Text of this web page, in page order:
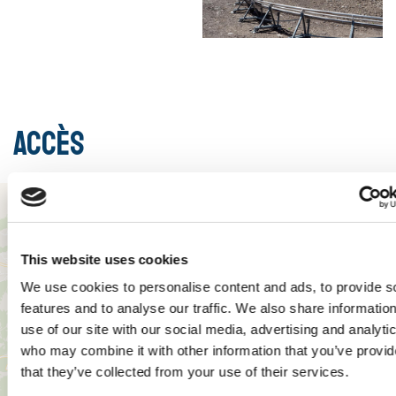
This website uses cookies
We use cookies to personalise content and ads, to provide
features and to analyse our traffic. We also share
use of our site with our social media, advertising and
who may combine it with other information that you’ve
that they’ve collected from your use of their services.
Accès
+